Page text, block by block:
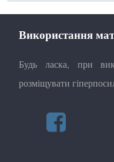
Використання
Будь ласка, при
розміщувати